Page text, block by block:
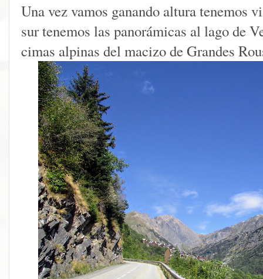
Una vez vamos ganando altura tenemos
sur tenemos las panorámicas al lago de
cimas alpinas del macizo de Grandes